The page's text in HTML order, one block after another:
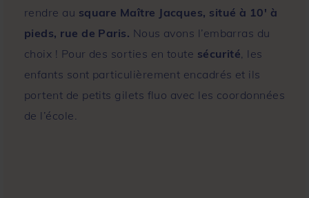
rendre au square Maître Jacques, situé à 10′ à
pieds, rue de Paris. Nous avons l’embarras du
choix ! Pour des sorties en toute sécurité , les
enfants sont particulièrement encadrés et ils
portent de petits gilets fluo avec les coordonnées
de l’école.